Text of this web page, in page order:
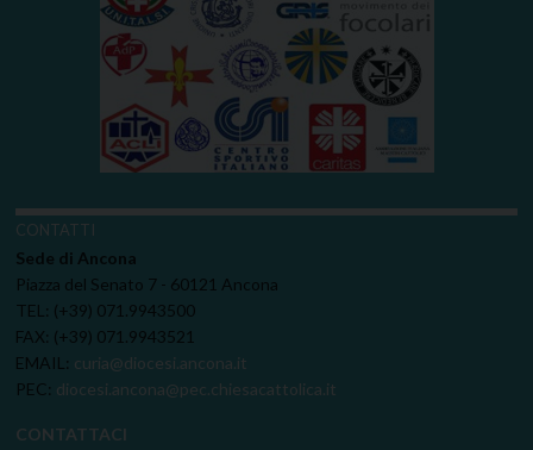
CONTATTI
Sede di Ancona
Piazza del Senato 7 - 60121 Ancona
TEL: (+39) 071.9943500
FAX: (+39) 071.9943521
EMAIL: curia@diocesi.ancona.it
PEC: diocesi.ancona@pec.chiesacattolica.it
CONTATTACI